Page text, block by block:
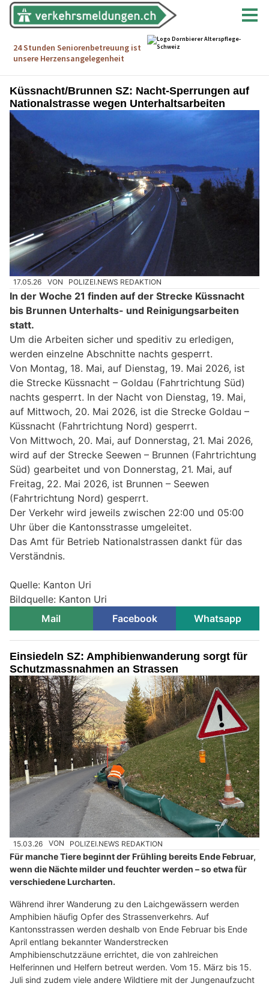
Küssnacht/Brunnen SZ: Nacht-Sperrungen auf
Nationalstrasse wegen Unterhaltsarbeiten
17.05.26 VON POLIZEI.NEWS REDAKTION
In der Woche 21 finden auf der Strecke Küssnacht
bis Brunnen Unterhalts- und Reinigungsarbeiten
statt.
Um die Arbeiten sicher und speditiv zu erledigen,
werden einzelne Abschnitte nachts gesperrt.
Von Montag, 18. Mai, auf Dienstag, 19. Mai 2026, ist
die Strecke Küssnacht – Goldau (Fahrtrichtung Süd)
nachts gesperrt. In der Nacht von Dienstag, 19. Mai,
auf Mittwoch, 20. Mai 2026, ist die Strecke Goldau –
Küssnacht (Fahrtrichtung Nord) gesperrt.
Von Mittwoch, 20. Mai, auf Donnerstag, 21. Mai 2026,
wird auf der Strecke Seewen – Brunnen (Fahrtrichtung
Süd) gearbeitet und von Donnerstag, 21. Mai, auf
Freitag, 22. Mai 2026, ist Brunnen – Seewen
(Fahrtrichtung Nord) gesperrt.
Der Verkehr wird jeweils zwischen 22:00 und 05:00
Uhr über die Kantonsstrasse umgeleitet.
Das Amt für Betrieb Nationalstrassen dankt für das
Verständnis.
Quelle: Kanton Uri
Bildquelle: Kanton Uri
Mail
Facebook Whatsapp
Einsiedeln SZ: Amphibienwanderung sorgt für
Schutzmassnahmen an Strassen
15.03.26 VON POLIZEI.NEWS REDAKTION
Für manche Tiere beginnt der Frühling bereits Ende Februar,
wenn die Nächte milder und feuchter werden – so etwa für
verschiedene Lurcharten.
Während ihrer Wanderung zu den Laichgewässern werden
Amphibien häufig Opfer des Strassenverkehrs. Auf
Kantonsstrassen werden deshalb von Ende Februar bis Ende
April entlang bekannter Wanderstrecken
Amphibienschutzzäune errichtet, die von zahlreichen
Helferinnen und Helfern betreut werden. Vom 15. März bis 15.
Juli sind zudem viele andere Wildtiere mit der Jungenaufzucht